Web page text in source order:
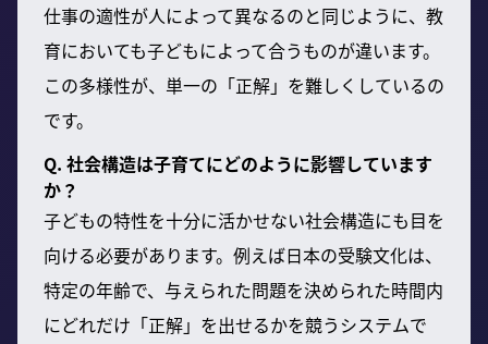
仕事の適性が人によって異なるのと同じように、教
育においても子どもによって合うものが違います。
この多様性が、単一の「正解」を難しくしているの
です。
Q. 社会構造は子育てにどのように影響しています
か？
子どもの特性を十分に活かせない社会構造にも目を
向ける必要があります。例えば日本の受験文化は、
特定の年齢で、与えられた問題を決められた時間内
にどれだけ「正解」を出せるかを競うシステムで